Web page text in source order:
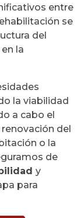
entre
se
del
en la
la viabilidad
a cabo el
del
o la
de
y
para